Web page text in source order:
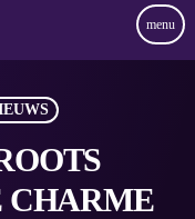
menu
CHARME